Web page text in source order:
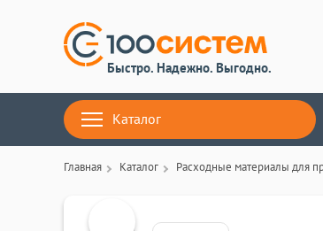
Быстро. Надежно. Выгодно.
Каталог
Главная Каталог Расходные материалы для